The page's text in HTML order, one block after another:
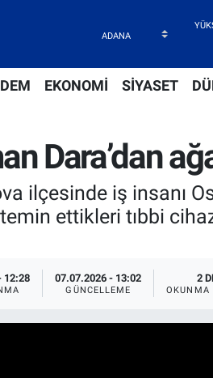
EKONOMİ SİYASET
Dara’dan
ilçesinde iş insanı
ettikleri tıbbi
12:28 07.07.2026 - 13:02
GÜNCELLEME
2
OKUNMA